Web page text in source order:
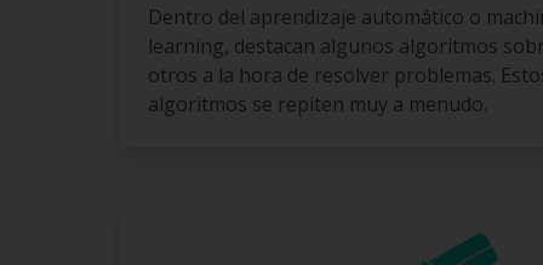
Dentro del aprendizaje automático o
learning, destacan algunos algoritmos
otros a la hora de resolver problemas.
algoritmos se repiten muy a menudo.